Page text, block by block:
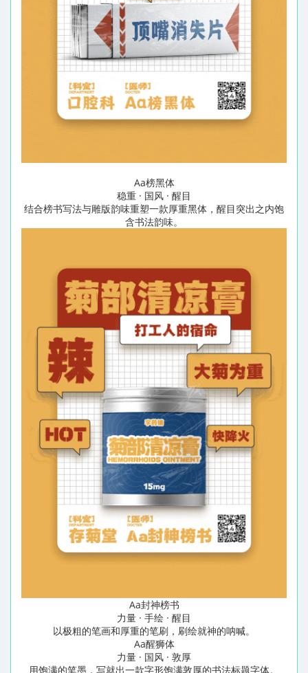
Aa榜黑体
稳重 · 国风 · 醒目
结合榜书写法与雕版韵味重塑一款厚重黑体，醒目突出之内饱
含书法韵味。
Aa封神榜书
力量 · 手绘 · 醒目
以极粗的笔画和厚重的笔刷，刷绘就神的呐喊。
Aa醒狮体
力量 · 国风 · 敦厚
用饱满的笔墨，写就出一款字形饱满敦厚的书法标题字体。